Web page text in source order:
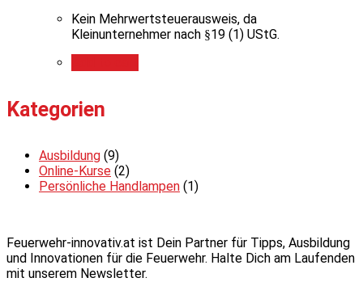
Kein Mehrwertsteuerausweis, da
Kleinunternehmer nach §19 (1) UStG.
Kategorien
Ausbildung (9)
Online-Kurse (2)
Persönliche Handlampen (1)
Feuerwehr-innovativ.at ist Dein Partner für Tipps, Ausbildung
und Innovationen für die Feuerwehr. Halte Dich am Laufenden
mit unserem Newsletter.